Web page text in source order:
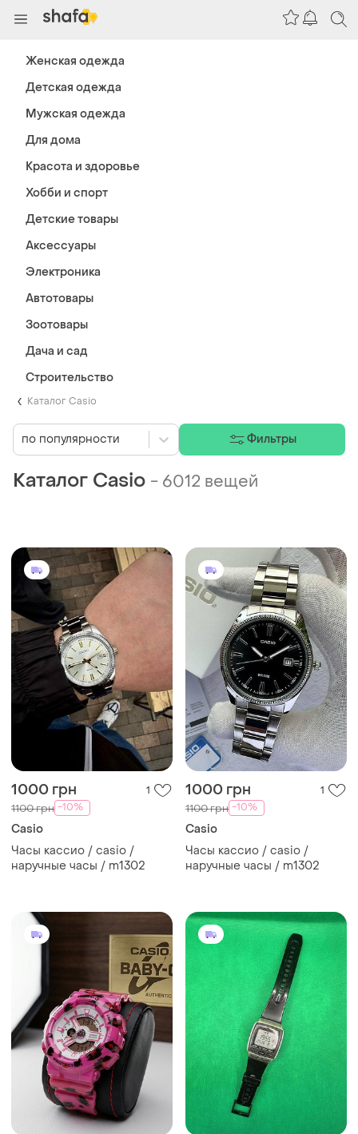
Каталог Casio
Каталог Casio - 6012 вещей
1000 грн 1
1100 грн -10%
Casio
Часы кассио / casio /
наручные часы / m1302
1000 грн 1
1100 грн -10%
Casio
Часы кассио / casio /
наручные часы / m1302
по популярности Фильтры
Женская одежда
Детская одежда
Мужская одежда
Для дома
Красота и здоровье
Хобби и спорт
Детские товары
Аксессуары
Электроника
Автотовары
Зоотовары
Дача и сад
Строительство